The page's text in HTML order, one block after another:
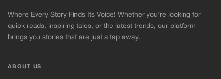
Where Every Story Finds Its Voice! Whether you're looking for
quick reads, inspiring tales, or the latest trends, our platform
brings you stories that are just a tap away.
ABOUT US